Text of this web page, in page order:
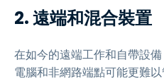
2. 遠端和混合裝置
在如今的遠端工作和自帶設
電腦和非網路端點可能更難